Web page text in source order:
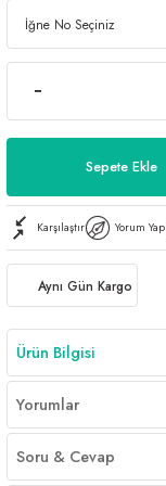
Sepete Ekle
Karşılaştır Yorum Yap
Aynı Gün Kargo
Ürün Bilgisi
Yorumlar
Soru & Cevap